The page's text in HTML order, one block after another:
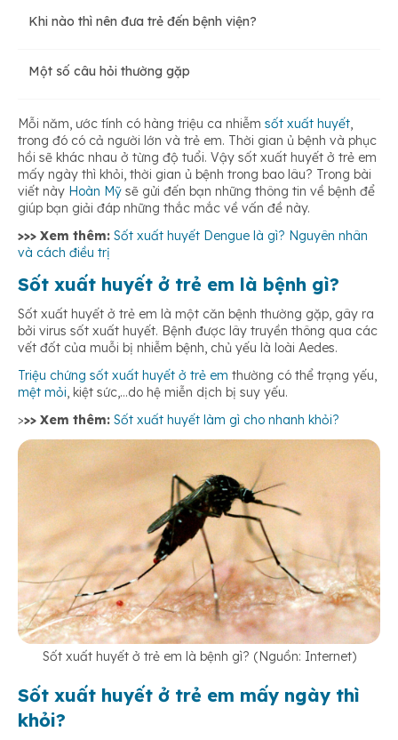
Tiêm vắc-xin sốt xuất huyết
Khi nào thì nên đưa trẻ đến bệnh viện?
Một số câu hỏi thường gặp
Mỗi năm, ước tính có hàng triệu ca nhiễm sốt xuất huyết,
trong đó có cả người lớn và trẻ em. Thời gian ủ bệnh và phục
hồi sẽ khác nhau ở từng độ tuổi. Vậy sốt xuất huyết ở trẻ em
mấy ngày thì khỏi, thời gian ủ bệnh trong bao lâu? Trong bài
viết này Hoàn Mỹ sẽ gửi đến bạn những thông tin về bệnh để
giúp bạn giải đáp những thắc mắc về vấn đề này.
>>> Xem thêm: Sốt xuất huyết Dengue là gì? Nguyên nhân
và cách điều trị
Sốt xuất huyết ở trẻ em là bệnh gì?
Sốt xuất huyết ở trẻ em là một căn bệnh thường gặp, gây ra
bởi virus sốt xuất huyết. Bệnh được lây truyền thông qua các
vết đốt của muỗi bị nhiễm bệnh, chủ yếu là loài Aedes.
Triệu chứng sốt xuất huyết ở trẻ em thường có thể trạng yếu,
mệt mỏi, kiệt sức,…do hệ miễn dịch bị suy yếu.
>>> Xem thêm: Sốt xuất huyết làm gì cho nhanh khỏi?
Sốt xuất huyết ở trẻ em là bệnh gì? (Nguồn: Internet)
Sốt xuất huyết ở trẻ em mấy ngày thì
khỏi?